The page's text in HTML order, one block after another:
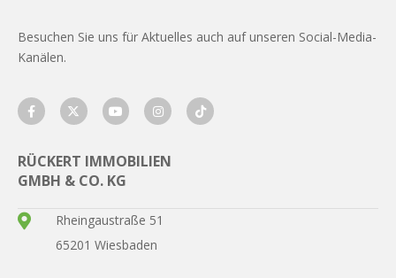
Besuchen Sie uns für Aktuelles auch auf unseren Social-Media-
Kanälen.
RÜCKERT IMMOBILIEN
GMBH & CO. KG
Rheingaustraße 51
65201 Wiesbaden